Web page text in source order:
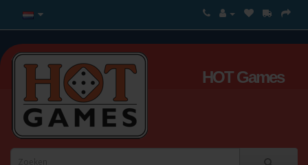
HOT Games